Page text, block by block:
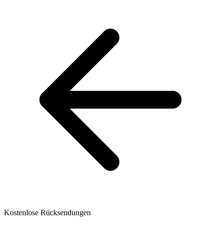
Kostenlose Rücksendungen